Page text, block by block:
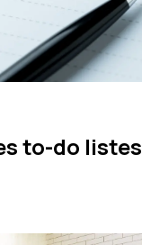
to-do listes